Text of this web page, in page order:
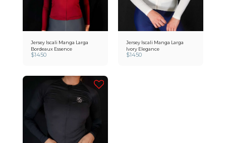
Jersey Iscali Manga Larga
Bordeaux Essence
$1450
Jersey Iscali Manga Larga
Ivory Elegance
$1450